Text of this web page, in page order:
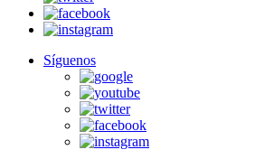
Síguenos